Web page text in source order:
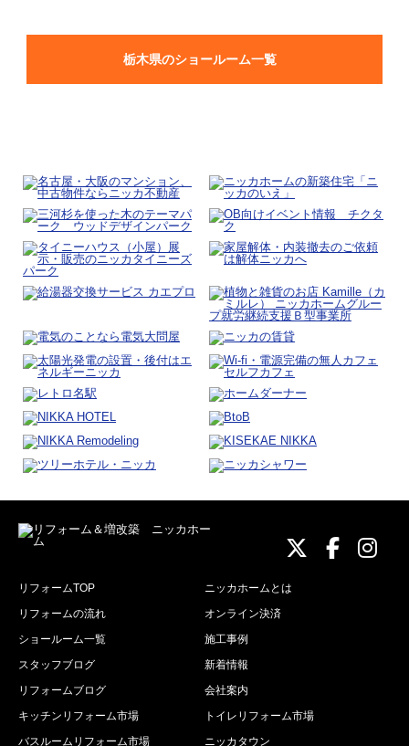
栃木県のショールーム一覧
ニッカ
ニッニ
リフォームTOP
ニッカホームとは
リフォームの流れ
オンライン決済
ショールーム一覧
施工事例
スタッフブログ
新着情報
リフォームブログ
会社案内
キッチンリフォーム市場
トイレリフォーム市場
バスルームリフォーム市場
ニッカタウン